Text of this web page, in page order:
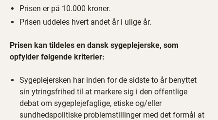
Prisen er på 10.000 kroner.
Prisen uddeles hvert andet år i ulige år.
Prisen kan tildeles en dansk sygeplejerske, som
opfylder følgende kriterier:
Sygeplejersken har inden for de sidste to år benyttet
sin ytringsfrihed til at markere sig i den offentlige
debat om sygeplejefaglige, etiske og/eller
sundhedspolitiske problemstillinger med det formål at